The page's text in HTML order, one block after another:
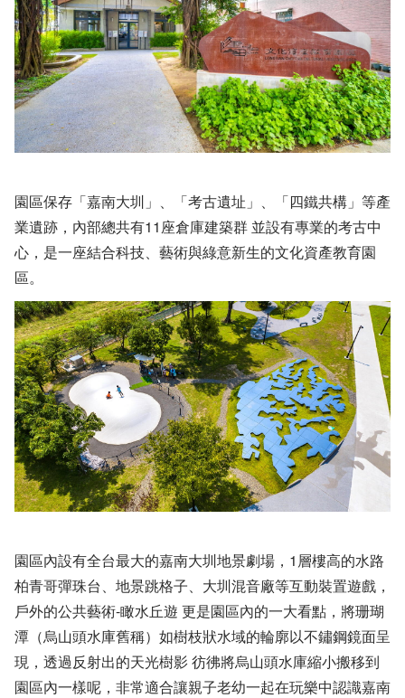
園區保存「嘉南大圳」、「考古遺址」、「四鐵共構」等產
業遺跡，內部總共有11座倉庫建築群 並設有專業的考古中
心，是一座結合科技、藝術與綠意新生的文化資產教育園
區。
園區內設有全台最大的嘉南大圳地景劇場，1層樓高的水路
柏青哥彈珠台、地景跳格子、大圳混音廠等互動裝置遊戲，
戶外的公共藝術-瞰水丘遊 更是園區內的一大看點，將珊瑚
潭（烏山頭水庫舊稱）如樹枝狀水域的輪廓以不鏽鋼鏡面呈
現，透過反射出的天光樹影 彷彿將烏山頭水庫縮小搬移到
園區內一樣呢，非常適合讓親子老幼一起在玩樂中認識嘉南